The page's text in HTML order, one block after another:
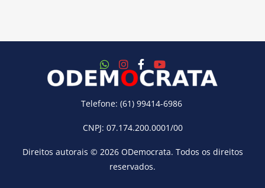
Telefone: (61) 99414-6986
CNPJ: 07.174.200.0001/00
Direitos autorais © 2026 ODemocrata. Todos os direitos
reservados.